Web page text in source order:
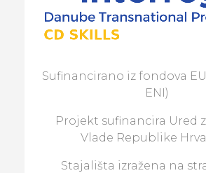
Sufinancirano iz fondova EU
ENI)
Projekt sufinancira Ured
Vlade Republike
Stajališta izražena na